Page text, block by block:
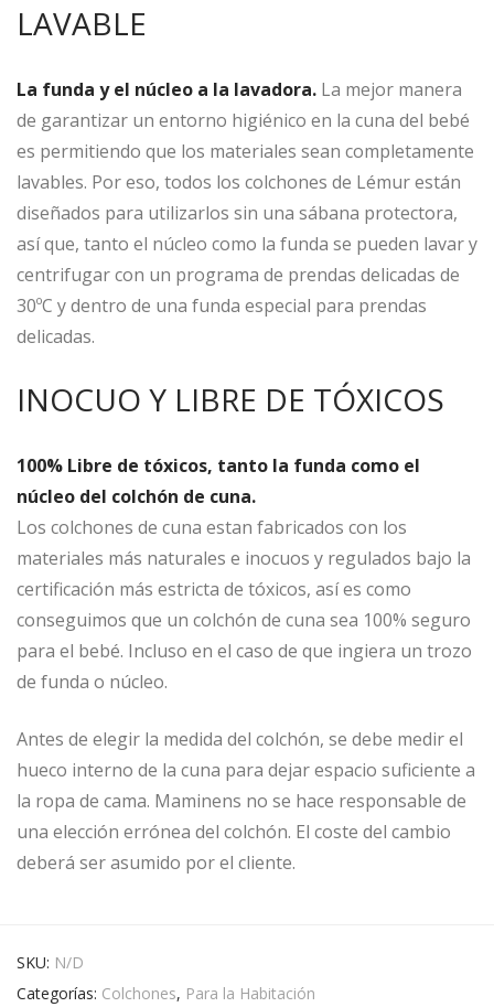
LAVABLE
La funda y el núcleo a la lavadora. La mejor manera
de garantizar un entorno higiénico en la cuna del bebé
es permitiendo que los materiales sean completamente
lavables. Por eso, todos los colchones de Lémur están
diseñados para utilizarlos sin una sábana protectora,
así que, tanto el núcleo como la funda se pueden lavar y
centrifugar con un programa de prendas delicadas de
30ºC y dentro de una funda especial para prendas
delicadas.
INOCUO Y LIBRE DE TÓXICOS
100% Libre de tóxicos, tanto la funda como el
núcleo del colchón de cuna.
Los colchones de cuna estan fabricados con los
materiales más naturales e inocuos y regulados bajo la
certificación más estricta de tóxicos, así es como
conseguimos que un colchón de cuna sea 100% seguro
para el bebé. Incluso en el caso de que ingiera un trozo
de funda o núcleo.
Antes de elegir la medida del colchón, se debe medir el
hueco interno de la cuna para dejar espacio suficiente a
la ropa de cama. Maminens no se hace responsable de
una elección errónea del colchón. El coste del cambio
deberá ser asumido por el cliente.
SKU: N/D
Categorías: Colchones, Para la Habitación